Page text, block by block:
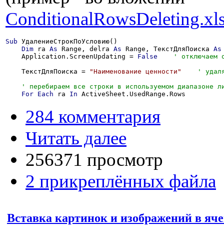
Sub УдалениеСтрокПоУсловию()
Dim ra As Range, delra As Range, ТекстДляПоиска As
    Application.ScreenUpdating =
False
    ТекстДляПоиска =
"Наименование ценности"
For Each ra In ActiveSheet.UsedRange.Rows
284 комментария
Читать далее
256371 просмотр
2 прикреплённых файла
Вставка картинок и изображений в